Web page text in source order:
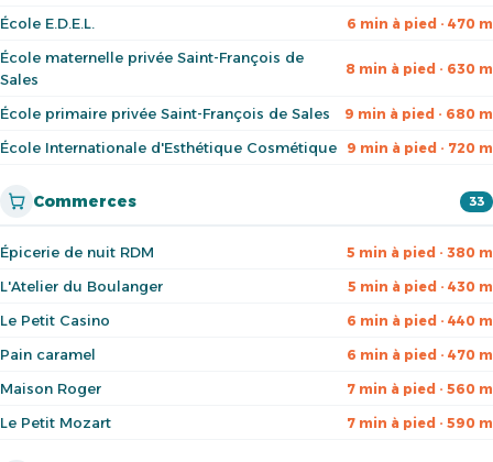
École E.D.E.L. 6 min à pied · 470 m
École maternelle privée Saint-François de
Sales
8 min à pied · 630 m
École primaire privée Saint-François de Sales 9 min à pied · 680 m
École Internationale d'Esthétique Cosmétique 9 min à pied · 720 m
Commerces 33
Épicerie de nuit RDM 5 min à pied · 380 m
L'Atelier du Boulanger 5 min à pied · 430 m
Le Petit Casino 6 min à pied · 440 m
Pain caramel 6 min à pied · 470 m
Maison Roger 7 min à pied · 560 m
Le Petit Mozart 7 min à pied · 590 m